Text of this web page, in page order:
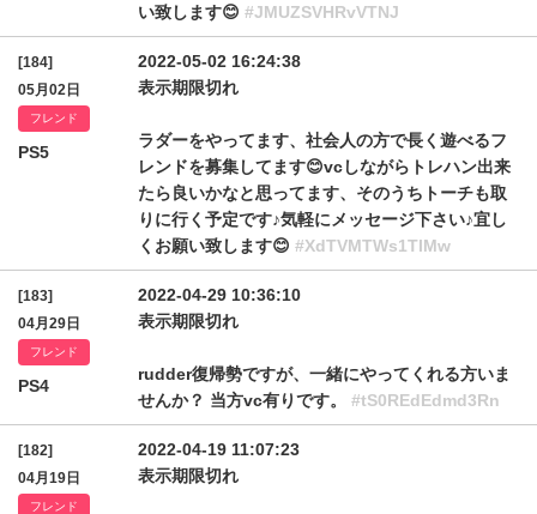
い致します😊 #JMUZSVHRvVTNJ
[184]
05月02日
フレンド
PS5
2022-05-02 16:24:38
表示期限切れ
ラダーをやってます、社会人の方で長く遊べるフ
レンドを募集してます😊vcしながらトレハン出来
たら良いかなと思ってます、そのうちトーチも取
りに行く予定です♪気軽にメッセージ下さい♪宜し
くお願い致します😊 #XdTVMTWs1TlMw
[183]
04月29日
フレンド
PS4
2022-04-29 10:36:10
表示期限切れ
rudder復帰勢ですが、一緒にやってくれる方いま
せんか？ 当方vc有りです。 #tS0REdEdmd3Rn
[182]
04月19日
フレンド
2022-04-19 11:07:23
表示期限切れ